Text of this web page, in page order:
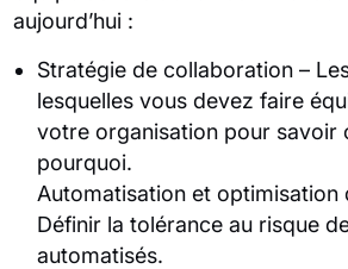
aujourd’hui :
Stratégie de collaboration –
lesquelles vous devez faire
votre organisation pour savoir
pourquoi.
Automatisation et optimisation
Définir la tolérance au risque
automatisés.